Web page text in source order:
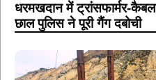
धरमखदान में ट्रांसफार्मर-
छाल पुलिस ने पूरी गैंग दबोची